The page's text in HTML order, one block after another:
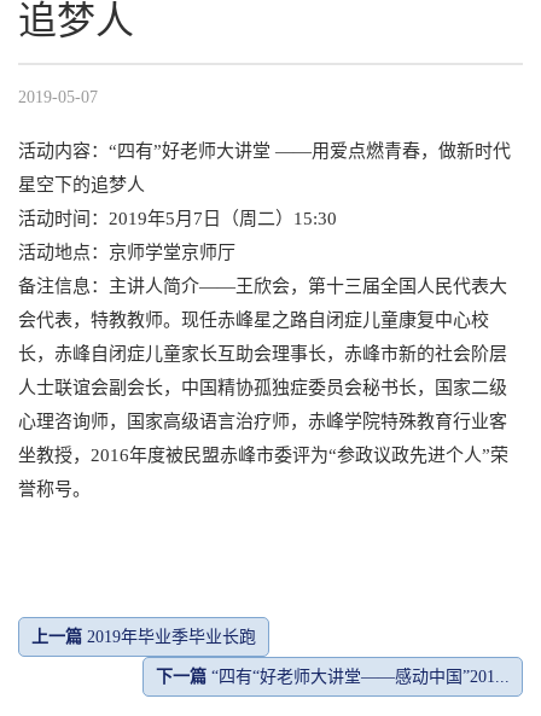
追梦人
2019-05-07
活动内容：“四有”好老师大讲堂 ——用爱点燃青春，做新时代
星空下的追梦人
活动时间：2019年5月7日（周二）15:30
活动地点：京师学堂京师厅
备注信息：主讲人简介——王欣会，第十三届全国人民代表大
会代表，特教教师。现任赤峰星之路自闭症儿童康复中心校
长，赤峰自闭症儿童家长互助会理事长，赤峰市新的社会阶层
人士联谊会副会长，中国精协孤独症委员会秘书长，国家二级
心理咨询师，国家高级语言治疗师，赤峰学院特殊教育行业客
坐教授，2016年度被民盟赤峰市委评为“参政议政先进个人”荣
誉称号。
上一篇 2019年毕业季毕业长跑
下一篇 “四有“好老师大讲堂——感动中国”201...